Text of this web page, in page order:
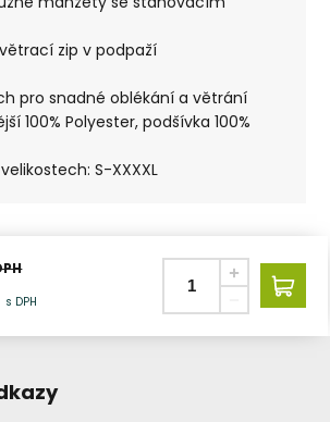
zip v podpaží
pro snadné oblékání a větrání
100% Polyester, podšívka 100%
S-XXXXL
s DPH